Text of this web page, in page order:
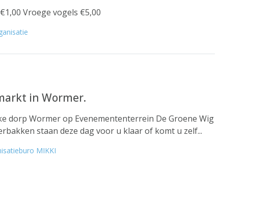
Vroege vogels €5,00
in Wormer.
dorp Wormer op Evenemententerrein De Groene Wig
staan deze dag voor u klaar of komt u zelf...
MIKKI